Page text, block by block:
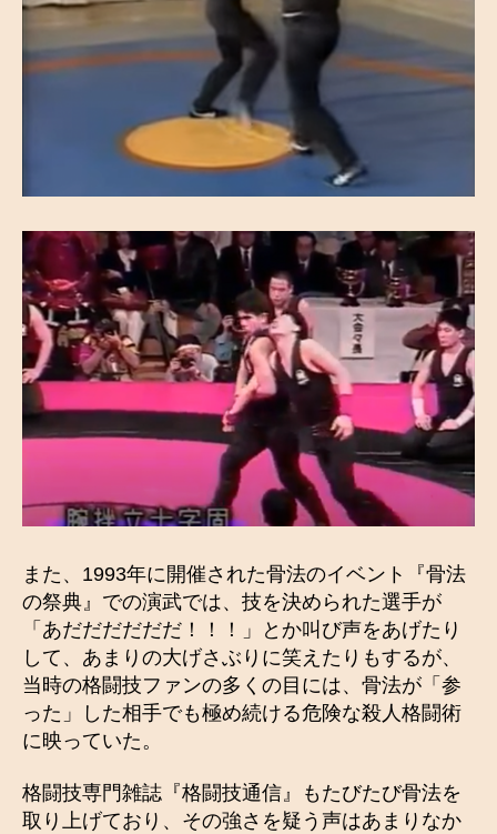
また、1993年に開催された骨法のイベント『骨法
の祭典』での演武では、技を決められた選手が
「あだだだだだだ！！！」とか叫び声をあげたり
して、あまりの大げさぶりに笑えたりもするが、
当時の格闘技ファンの多くの目には、骨法が「参
った」した相手でも極め続ける危険な殺人格闘術
に映っていた。
格闘技専門雑誌『格闘技通信』もたびたび骨法を
取り上げており、その強さを疑う声はあまりなか